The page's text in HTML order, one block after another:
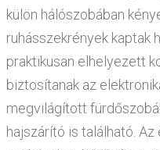
külön hálószobában
ruhásszekrények kaptak
praktikusan elhelyezett
biztosítanak az
megvilágított
hajszárító is található.